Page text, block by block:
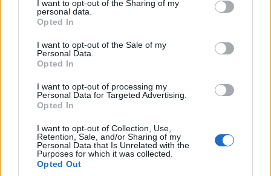
not limited to your visit or usage behaviour. You may click to
grant or deny consent to Google and its third-party tags to
use your data for below specified purposes in below Google
consent section.
I want to opt-out of the Sharing of my
personal data.
Opted In
I want to opt-out of the Sale of my
Personal Data.
Opted In
I want to opt-out of processing my
Personal Data for Targeted Advertising.
Opted In
I want to opt-out of Collection, Use,
Retention, Sale, and/or Sharing of my
Personal Data that Is Unrelated with the
Purposes for which it was collected.
Opted Out
(Φωτ.: Πόπη Παπαγεωργίου)
Ο αρμενικής καταγωγής Χάικ Γιαζιτζιάν, αφού
τόνισε πως «Ήταν όλα άψογα», πρόσθεσε:
ευχόμαστε είναι να μαθαίνουμε από αυτά ώστε
να μην επαναλαμβάνονται. Πριν από 100
χρόνια διέπραξαν γενοκτονία στον Πόντο, λίγο